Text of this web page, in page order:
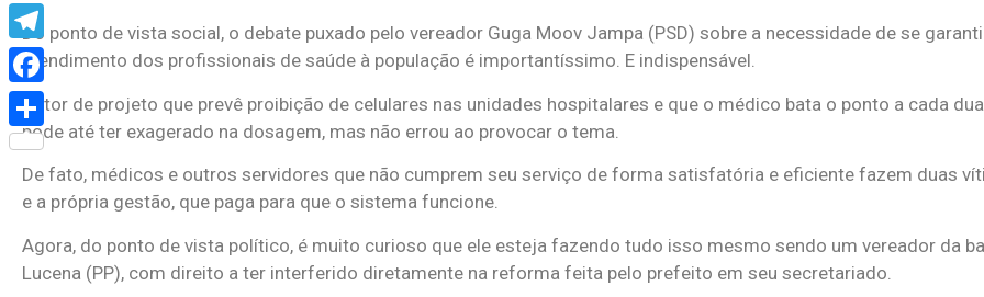
Do ponto de vista social, o debate puxado pelo vereador Guga Moov Jampa (PSD) sobre a necessidade de se
atendimento dos profissionais de saúde à população é importantíssimo. E indispensável.
Autor de projeto que prevê proibição de celulares nas unidades hospitalares e que o médico bata o ponto a cada
pode até ter exagerado na dosagem, mas não errou ao provocar o tema.
De fato, médicos e outros servidores que não cumprem seu serviço de forma satisfatória e eficiente fazem duas
e a própria gestão, que paga para que o sistema funcione.
Agora, do ponto de vista político, é muito curioso que ele esteja fazendo tudo isso mesmo sendo um vereador da
Lucena (PP), com direito a ter interferido diretamente na reforma feita pelo prefeito em seu secretariado.
Bluesky
Telegram
Facebook
Share